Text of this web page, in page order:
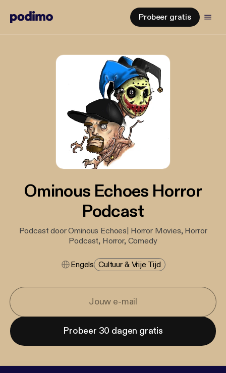
Probeer gratis
Ominous Echoes Horror
Podcast
Podcast door Ominous Echoes| Horror Movies, Horror
Podcast, Horror, Comedy
Engels Cultuur & Vrije Tijd
Probeer 30 dagen gratis